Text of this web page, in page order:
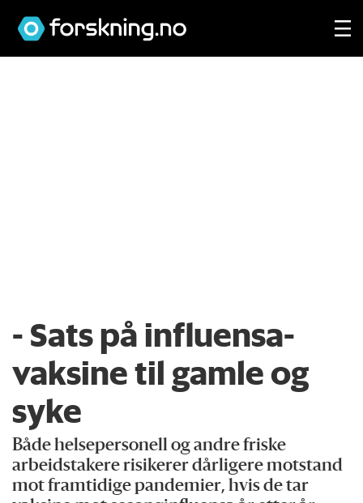
- Sats på influensa-
vaksine til gamle og
syke
Både helsepersonell og andre friske
arbeidstakere risikerer dårligere motstand
mot framtidige pandemier, hvis de tar